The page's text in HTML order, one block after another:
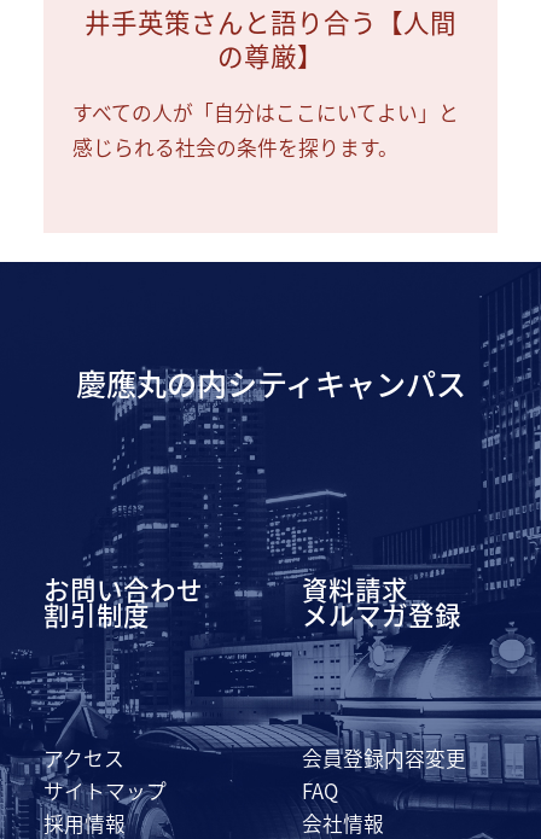
井手英策さんと語り合う【人間
の尊厳】
すべての人が「自分はここにいてよい」と
感じられる社会の条件を探ります。
慶應丸の内シティキャンパス
お問い合わせ 資料請求
割引制度 メルマガ登録
アクセス
会員登録内容変更
サイトマップ
FAQ
採用情報
会社情報